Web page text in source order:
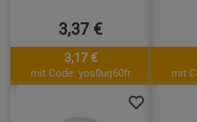
3,37 €
3,17 €
mit Code: yos0uq60fr mit